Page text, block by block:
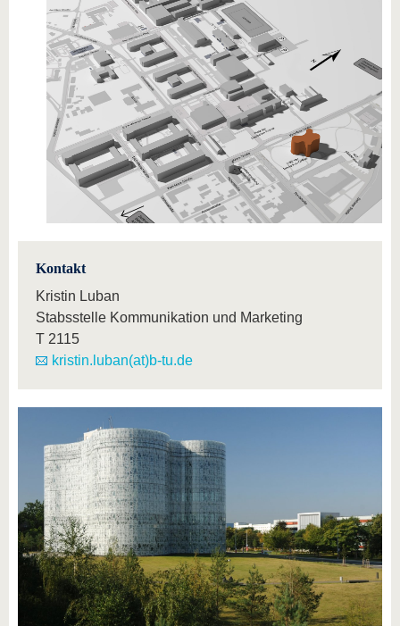
Kontakt
Kristin Luban
Stabsstelle Kommunikation und Marketing
T 2115
kristin.luban(at)b-tu.de